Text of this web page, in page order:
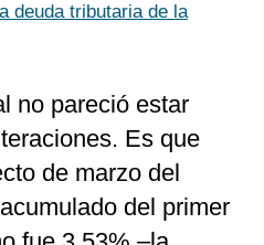
deuda tributaria de la
no pareció estar
Es que
de marzo del
del primer